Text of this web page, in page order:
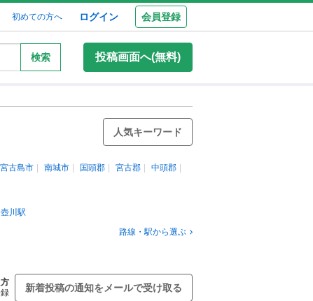
初めての方へ ログイン 会員登録
検索 投稿画面へ(無料)
人気キーワード
宮古島市 南城市 国頭郡 宮古郡
中頭郡
壺川駅
路線・駅から選ぶ
新着投稿の通知をメールで受け取る